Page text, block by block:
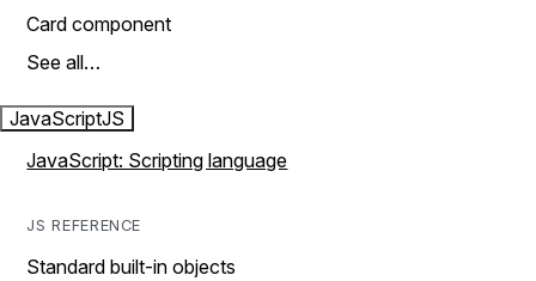
Card component
See all…
JavaScriptJS
JavaScript: Scripting language
JS REFERENCE
Standard built-in objects